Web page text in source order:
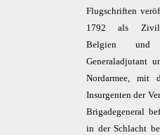
Flugschriften
1792 als
Belgien und
Generaladjutant
Nordarmee, mit
Insurgenten der
Brigadegeneral
in der Schlacht